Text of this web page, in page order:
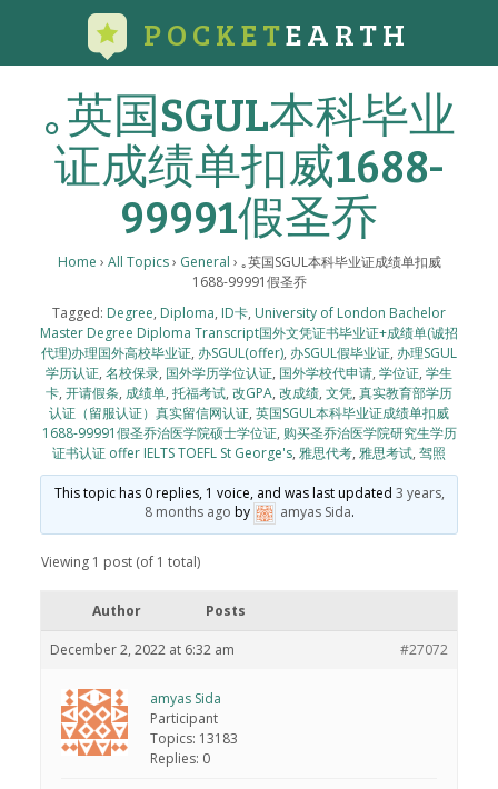
POCKETEARTH
｡英国SGUL本科毕业
证成绩单扣威1688-
99991假圣乔
Home › All Topics › General › ｡英国SGUL本科毕业证成绩单扣威
1688-99991假圣乔
Tagged: Degree, Diploma, ID卡, University of London Bachelor
Master Degree Diploma Transcript国外文凭证书毕业证+成绩单(诚招
代理)办理国外高校毕业证, 办SGUL(offer), 办SGUL假毕业证, 办理SGUL
学历认证, 名校保录, 国外学历学位认证, 国外学校代申请, 学位证, 学生
卡, 开请假条, 成绩单, 托福考试, 改GPA, 改成绩, 文凭, 真实教育部学历
认证（留服认证）真实留信网认证, 英国SGUL本科毕业证成绩单扣威
1688-99991假圣乔治医学院硕士学位证, 购买圣乔治医学院研究生学历
证书认证 offer IELTS TOEFL St George's, 雅思代考, 雅思考试, 驾照
This topic has 0 replies, 1 voice, and was last updated 3 years,
8 months ago by amyas Sida.
Viewing 1 post (of 1 total)
Author Posts
December 2, 2022 at 6:32 am #27072
amyas Sida
Participant
Topics: 13183
Replies: 0